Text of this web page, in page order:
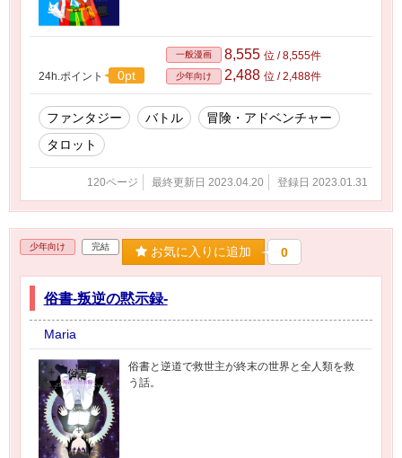
24h.ポイント 0pt
一般漫画 8,555 位 / 8,555件
少年向け 2,488 位 / 2,488件
ファンタジー バトル
冒険・アドベンチャー
タロット
120ページ 最終更新日 2023.04.20 登録日 2023.01.31
少年向け 完結 お気に入りに追加 0
俗書-叛逆の黙示録-
Maria
俗書と逆道で救世主が終末の世界と全人類を救
う話。